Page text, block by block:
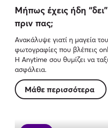
Μήπως έχεις ήδη
πριν πας;
Ανακάλυψε γιατί η μαγεία
φωτογραφίες που βλέπεις
Η Anytime σου θυμίζει να
ασφάλεια.
Μάθε περισσότερα